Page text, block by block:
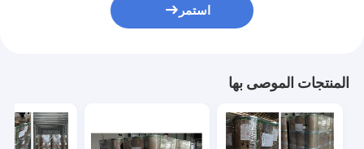
استمر
المنتجات الموصى بها